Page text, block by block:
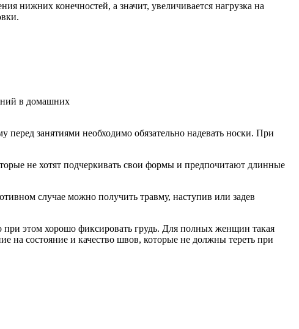
нижних конечностей, а значит, увеличивается нагрузка на
занятиями необходимо обязательно надевать носки. При
не хотят подчеркивать свои формы и предпочитают длинные
случае можно получить травму, наступив или задев
этом хорошо фиксировать грудь. Для полных женщин такая
на состояние и качество швов, которые не должны тереть при